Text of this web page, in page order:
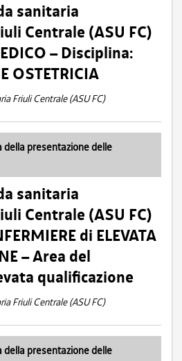
sanitaria
Centrale (ASU FC)
– Disciplina:
OSTETRICIA
Friuli Centrale (ASU FC)
della presentazione delle
sanitaria
Centrale (ASU FC)
di ELEVATA
– Area del
qualificazione
Friuli Centrale (ASU FC)
della presentazione delle